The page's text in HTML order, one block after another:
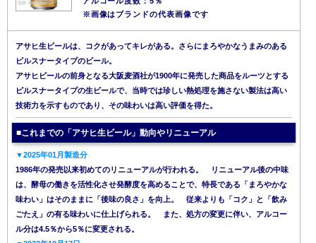
※画像はブランドの代表画像です
アサヒ生ビールは、コクがあってキレがある。さらにまろやかなうまみのある
ピルスナータイプのビール。
アサヒビールの前身となる大阪麦酒社が1900年に発売した商品をルーツとする
ピルスナータイプの生ビールで、当時では珍しい熱処理を施さない製法は高い
技術力を示すものであり、その味わいは高い評価を得た。
■これまでの「アサヒ生ビール」動向やリニューアル
▼2025年01月製造分
1986年の発売以来初めてのリニューアルが行われる。 リニューアル後の中味
は、酵母の働きを活性化させ発酵度を高めることで、特長である「まろやかな
味わい」はそのままに「後味の良さ」を向上。 従来よりも「コク」と「飲み
ごたえ」の有る味わいに仕上げられる。 また、処方の変更に伴い、アルコー
ル分は4.5％から5％に変更される。